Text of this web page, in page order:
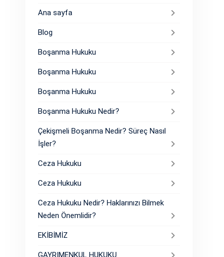
Ana sayfa
Blog
Boşanma Hukuku
Boşanma Hukuku
Boşanma Hukuku
Boşanma Hukuku Nedir?
Çekişmeli Boşanma Nedir? Süreç Nasıl
İşler?
Ceza Hukuku
Ceza Hukuku
Ceza Hukuku Nedir? Haklarınızı Bilmek
Neden Önemlidir?
EKİBİMİZ
GAYRIMENKUL HUKUKU